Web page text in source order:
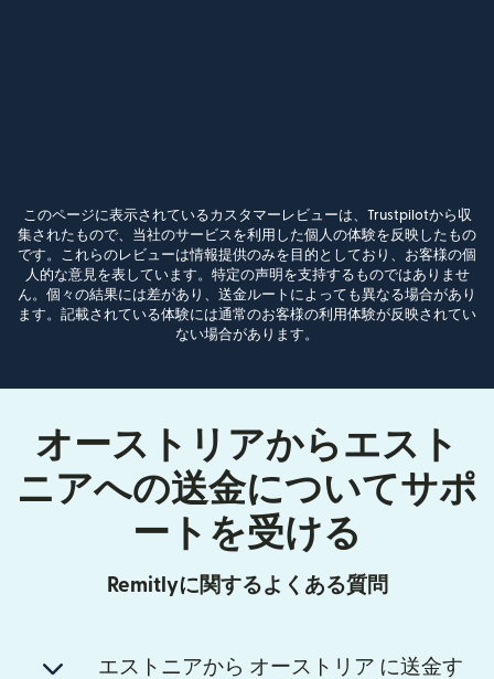
このページに表示されているカスタマーレビューは、Trustpilotから収
集されたもので、当社のサービスを利用した個人の体験を反映したもの
です。これらのレビューは情報提供のみを目的としており、お客様の個
人的な意見を表しています。特定の声明を支持するものではありませ
ん。個々の結果には差があり、送金ルートによっても異なる場合があり
ます。記載されている体験には通常のお客様の利用体験が反映されてい
ない場合があります。
オーストリアからエスト
ニアへの送金についてサポ
ートを受ける
Remitlyに関するよくある質問
エストニアから オーストリア に送金す